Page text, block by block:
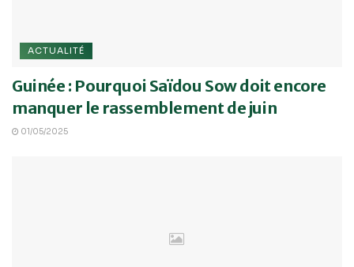
ACTUALITÉ
Guinée : Pourquoi Saïdou Sow doit encore
manquer le rassemblement de juin
01/05/2025